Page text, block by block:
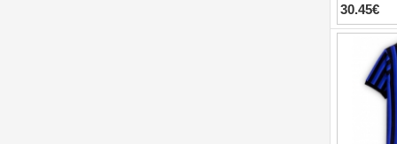
30.45€